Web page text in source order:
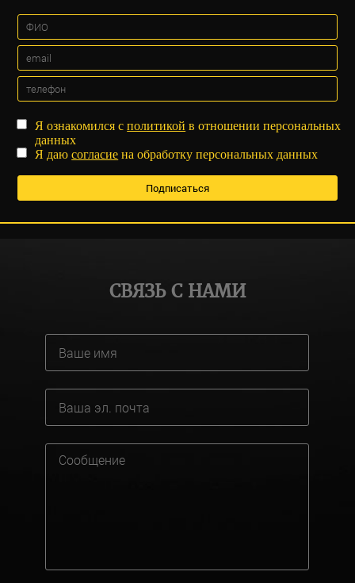
Я ознакомился сполитикой в отношении персональных
данных
Я даюсогласие на обработку персональных данных
СВЯЗЬ С НАМИ